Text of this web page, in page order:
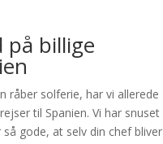
på billige
råber solferie, har vi allerede
til Spanien. Vi har snuset
gode, at selv din chef bliver